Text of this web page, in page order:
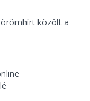
közölt a